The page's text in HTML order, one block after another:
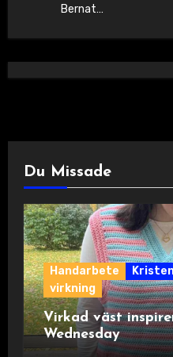
Bernat…
Du Missade
Handarbete
virkning
Virkad väst
Wednesday